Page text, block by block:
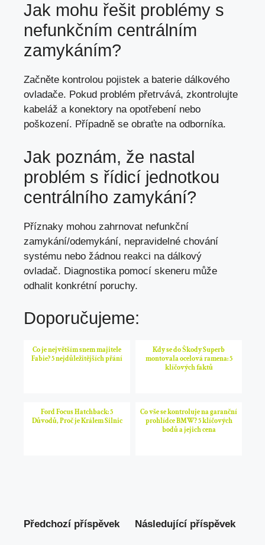
Jak mohu řešit problémy s
nefunkčním centrálním
zamykáním?
Začněte kontrolou pojistek a baterie dálkového
ovladače. Pokud problém přetrvává, zkontrolujte
kabeláž a konektory na opotřebení nebo
poškození. Případně se obraťte na odborníka.
Jak poznám, že nastal
problém s řídicí jednotkou
centrálního zamykání?
Příznaky mohou zahrnovat nefunkční
zamykání/odemykání, nepravidelné chování
systému nebo žádnou reakci na dálkový
ovladač. Diagnostika pomocí skeneru může
odhalit konkrétní poruchy.
Doporučujeme:
Co je největším snem majitele
Fabie? 5 nejdůležitějších přání
Kdy se do Škody Superb
montovala ocelová ramena: 5
klíčových faktů
Ford Focus Hatchback: 5
Důvodů, Proč je Králem Silnic
Co vše se kontroluje na garanční
prohlídce BMW? 5 klíčových
bodů a jejich cena
Předchozí příspěvek Následující příspěvek